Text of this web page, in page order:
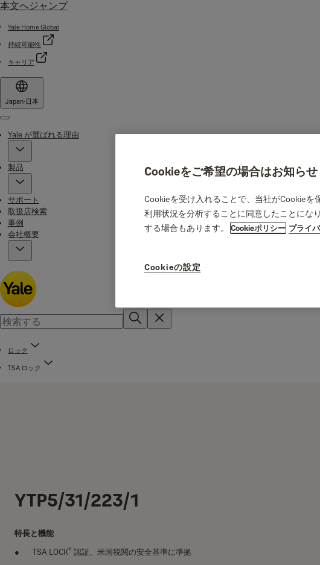
本文へジャンプ
Yale Home Global
持続可能性
キャリア
Japan· 日本
Menu
Yale が選ばれる理由
製品
サポート
取扱店検索
事例
会社概要
ロック
TSA ロック
YTP5/31/223/1
特長と機能
TSA LOCK® 認証、米国税関の安全基準に準拠
Cookieをご希望の場合はお知ら
Cookieを受け入れることで、当社がCookie
利用状況を分析することに同意したことにな
する場合もあります。 Cookieポリシー プライ
Cookieの設定